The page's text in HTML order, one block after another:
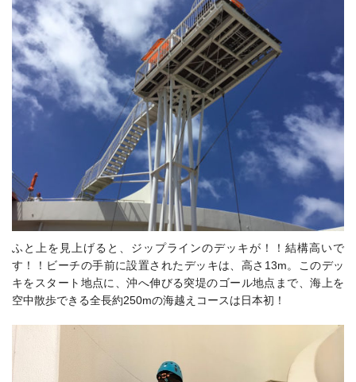
ふと上を見上げると、ジップラインのデッキが！！結構高いで
す！！ ビーチの手前に設置されたデッキは、高さ13m。このデッ
キをスタート地点に、沖へ伸びる突堤のゴール地点まで、海上を
空中散歩できる全長約250mの海越えコースは日本初！